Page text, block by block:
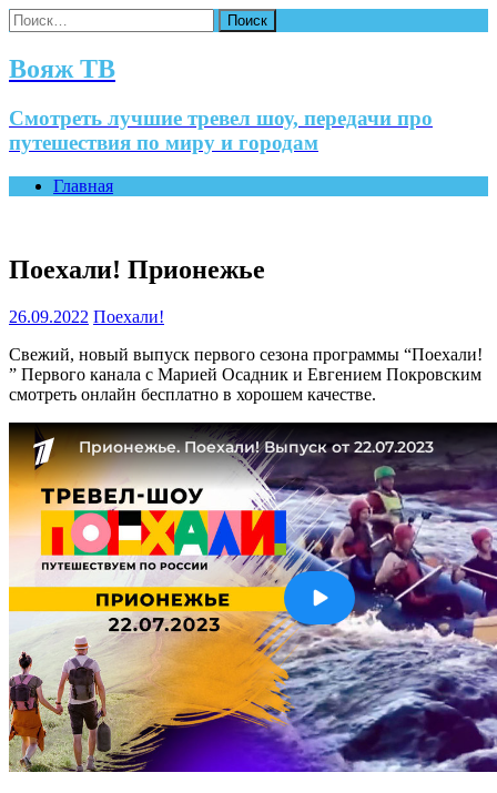
Найти:
Вояж ТВ
Смотреть лучшие тревел шоу, передачи про
путешествия по миру и городам
Главная
Поехали! Прионежье
26.09.2022 Поехали!
Свежий, новый выпуск первого сезона программы “Поехали!
” Первого канала с Марией Осадник и Евгением Покровским
смотреть онлайн бесплатно в хорошем качестве.